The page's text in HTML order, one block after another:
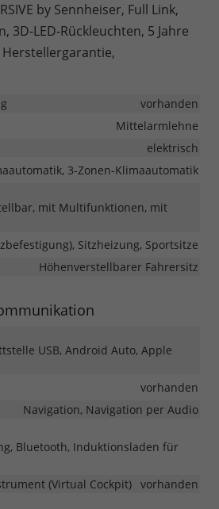
by Sennheiser, Full Link,
3D-LED-Rückleuchten, 5 Jahre
Herstellergarantie,
vorhanden
Mittelarmlehne
elektrisch
3-Zonen-Klimaautomatik
mit Multifunktionen, mit
Sitzheizung, Sportsitze
Höhenverstellbarer Fahrersitz
USB, Android Auto, Apple
vorhanden
Navigation, Navigation per Audio
Bluetooth, Induktionsladen für
(Virtual Cockpit) vorhanden